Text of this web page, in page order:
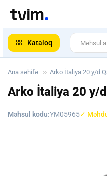
Kataloq
Ana səhifə Arko İtaliya 20 y/d
Arko İtaliya 20 y/
Məhsul kodu:YM05965✓